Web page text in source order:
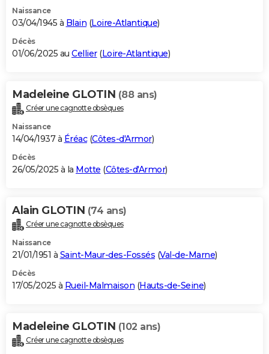
Naissance
03/04/1945 à Blain (Loire-Atlantique)
Décès
01/06/2025 au Cellier(Loire-Atlantique)
Madeleine GLOTIN (88 ans)
Créer une cagnotte obsèques
Naissance
14/04/1937 à Éréac(Côtes-d'Armor)
Décès
26/05/2025 à la Motte (Côtes-d'Armor)
Alain GLOTIN (74 ans)
Créer une cagnotte obsèques
Naissance
21/01/1951 à Saint-Maur-des-Fossés (Val-de-Marne)
Décès
17/05/2025 à Rueil-Malmaison (Hauts-de-Seine)
Madeleine GLOTIN (102 ans)
Créer une cagnotte obsèques